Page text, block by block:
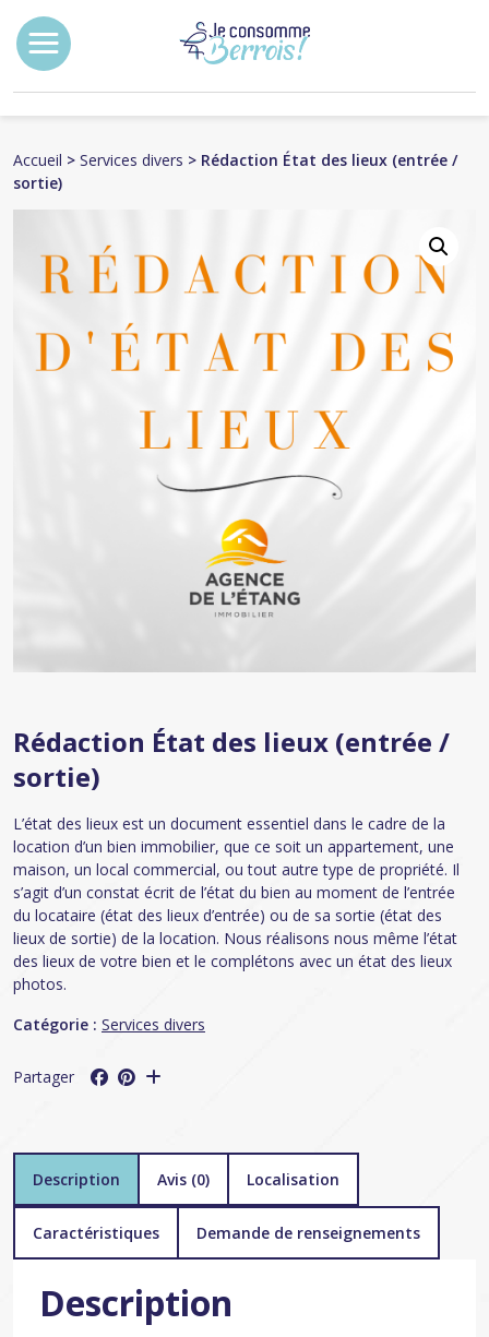
Accueil > Services divers > Rédaction État des lieux (entrée /
sortie)
Rédaction État des lieux (entrée /
sortie)
L’état des lieux est un document essentiel dans le cadre de la
location d’un bien immobilier, que ce soit un appartement, une
maison, un local commercial, ou tout autre type de propriété. Il
s’agit d’un constat écrit de l’état du bien au moment de l’entrée
du locataire (état des lieux d’entrée) ou de sa sortie (état des
lieux de sortie) de la location. Nous réalisons nous même l’état
des lieux de votre bien et le complétons avec un état des lieux
photos.
Catégorie : Services divers
Partager
Description Avis (0) Localisation
Caractéristiques Demande de renseignements
Description